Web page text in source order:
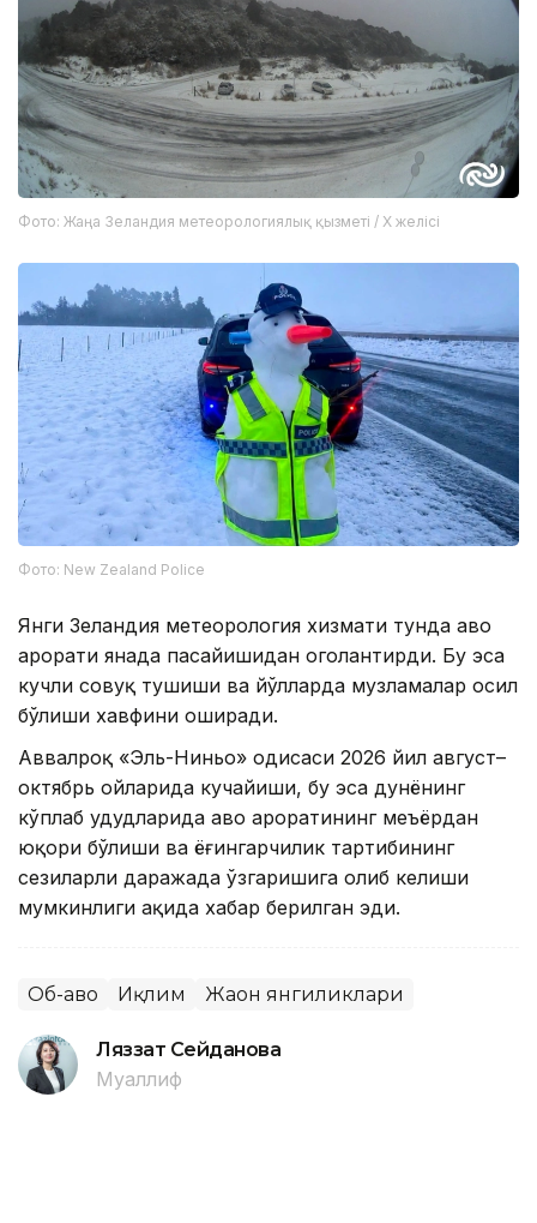
Фото: Жаңа Зеландия метеорологиялық қызметі / X желісі
Фото: New Zealand Police
Янги Зеландия метеорология хизмати тунда ҳаво
ҳарорати янада пасайишидан огоҳлантирди. Бу эса
кучли совуқ тушиши ва йўлларда музламалар ҳосил
бўлиши хавфини оширади.
Аввалроқ «Эль-Ниньо» ҳодисаси 2026 йил август–
октябрь ойларида кучайиши, бу эса дунёнинг
кўплаб ҳудудларида ҳаво ҳароратининг меъёрдан
юқори бўлиши ва ёғингарчилик тартибининг
сезиларли даражада ўзгаришига олиб келиши
мумкинлиги ҳақида хабар берилган эди.
Об-ҳаво Иқлим Жаҳон янгиликлари
Ляззат Сейданова
Муаллиф